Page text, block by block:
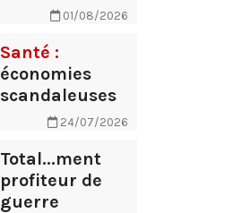
01/08/2026
Santé :
économies
scandaleuses
24/07/2026
Total...ment
profiteur de
guerre